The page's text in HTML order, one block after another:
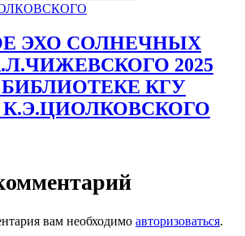
ЭХО СОЛНЕЧНЫХ
2025
КГУ
вам необходимо авторизоваться.